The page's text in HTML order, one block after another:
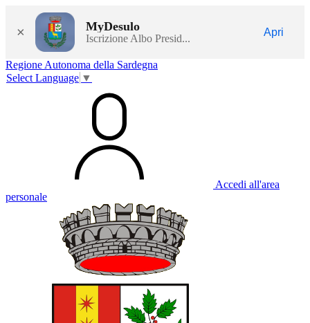
× MyDesulo
Iscrizione Albo Presid...
Apri
Regione Autonoma della Sardegna
Select Language ▼
Accedi all'area
personale